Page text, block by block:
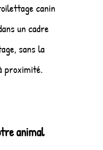
canin
un cadre
sans la
proximité.
animal